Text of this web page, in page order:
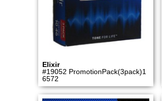
Elixir
#19052 PromotionPack(3pack)1
6572